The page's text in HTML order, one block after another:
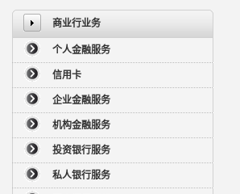
商业行业务
个人金融服务
信用卡
企业金融服务
机构金融服务
投资银行服务
私人银行服务